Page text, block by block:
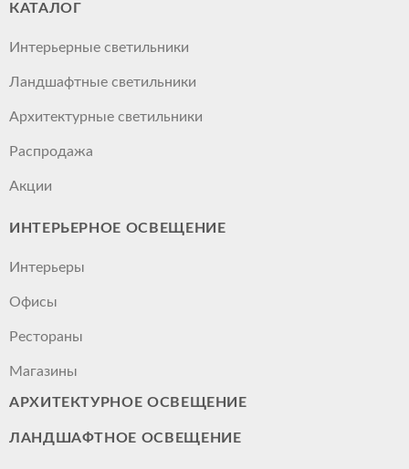
КАТАЛОГ
Интерьерные светильники
Ландшафтные светильники
Архитектурные светильники
Распродажа
Акции
ИНТЕРЬЕРНОЕ ОСВЕЩЕНИЕ
Интерьеры
Офисы
Рестораны
Магазины
АРХИТЕКТУРНОЕ ОСВЕЩЕНИЕ
ЛАНДШАФТНОЕ ОСВЕЩЕНИЕ